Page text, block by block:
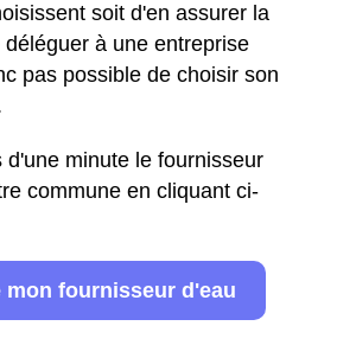
soit d'en assurer la
à une entreprise
pas possible de choisir son
d'une minute le fournisseur
commune en cliquant ci-
mon fournisseur d'eau